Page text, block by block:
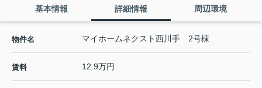
基本情報 詳細情報 周辺環境
物件名 マイホームネクスト西川手 2号棟
賃料 12.9万円